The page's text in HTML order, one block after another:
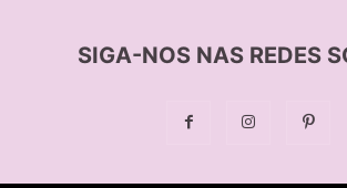
SIGA-NOS NAS REDES